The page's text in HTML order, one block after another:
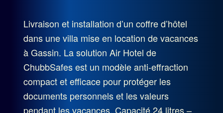
Livraison et installation d’un coffre d’hôtel
dans une villa mise en location de vacances
à Gassin. La solution Air Hotel de
ChubbSafes est un modèle anti-effraction
compact et efficace pour protéger les
documents personnels et les valeurs
pendant les vacances. Capacité 24 litres –